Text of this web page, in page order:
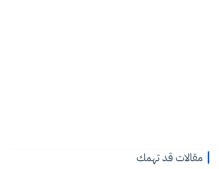
مقالات قد تهمك